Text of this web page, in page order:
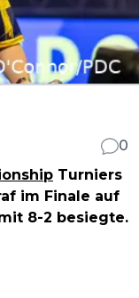
0
Turniers
im Finale auf
8-2 besiegte.